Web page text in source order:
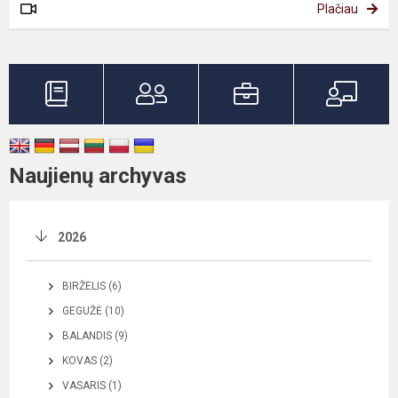
Plačiau
Naujienų archyvas
2026
BIRŽELIS (6)
GEGUŽĖ (10)
BALANDIS (9)
KOVAS (2)
VASARIS (1)